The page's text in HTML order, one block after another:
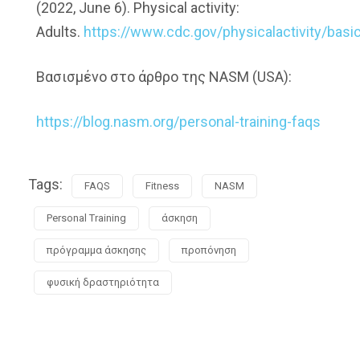
(2022, June 6). Physical activity:
Adults. https://www.cdc.gov/physicalactivity/
Βασισμένο στο άρθρο της NASM (USA):
https://blog.nasm.org/personal-training-faqs
Tags: FAQS Fitness NASM
Personal Training άσκηση
πρόγραμμα άσκησης προπόνηση
φυσική δραστηριότητα